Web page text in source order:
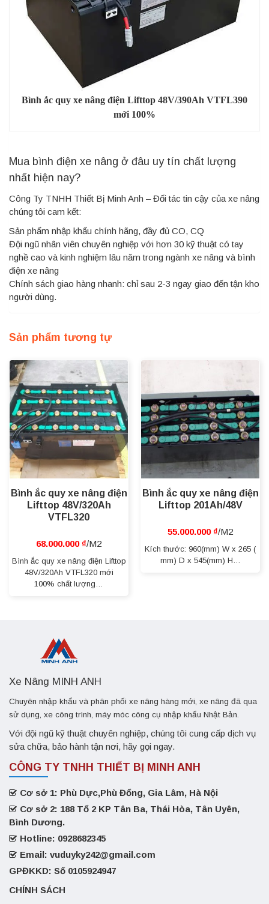
Bình ắc quy xe nâng điện Lifttop 48V/390Ah VTFL390
mới 100%
Mua bình điện xe nâng ở đâu uy tín chất lượng
nhất hiện nay?
Công Ty TNHH Thiết Bị Minh Anh – Đối tác tin cậy của xe nâng
chúng tôi cam kết:
Sản phẩm nhập khẩu chính hãng, đầy đủ CO, CQ
Đội ngũ nhân viên chuyên nghiệp với hơn 30 kỹ thuật có tay
nghề cao và kinh nghiệm lâu năm trong ngành xe nâng và bình
điện xe nâng
Chính sách giao hàng nhanh: chỉ sau 2-3 ngay giao đến tận kho
người dùng.
Sản phẩm tương tự
Bình ắc quy xe nâng điện
Lifttop 48V/320Ah
VTFL320
68.000.000 ₫
Bình ắc quy xe nâng điện Lifttop
48V/320Ah VTFL320 mới
100% chất lượng…
Bình ắc quy xe nâng điện
Lifttop 201Ah/48V
55.000.000 ₫
Kích thước: 960(mm) W x 265 (
mm) D x 545(mm) H…
Xe Nâng MINH ANH
Chuyên nhập khẩu và phân phối xe nâng hàng mới, xe nâng đã qua
sử dụng, xe công trình, máy móc công cụ nhập khẩu Nhật Bản.
Với đội ngũ kỹ thuật chuyên nghiệp, chúng tôi cung cấp dịch vụ
sửa chữa, bảo hành tận nơi, hãy gọi ngay.
CÔNG TY TNHH THIẾT BỊ MINH ANH
Cơ sở 1: Phù Dực,Phù Đổng, Gia Lâm, Hà Nội
Cơ sở 2: 188 Tổ 2 KP Tân Ba, Thái Hòa, Tân Uyên,
Bình Dương.
Hotline: 0928682345
Email: vuduyky242@gmail.com
GPĐKKD: Số 0105924947
CHÍNH SÁCH